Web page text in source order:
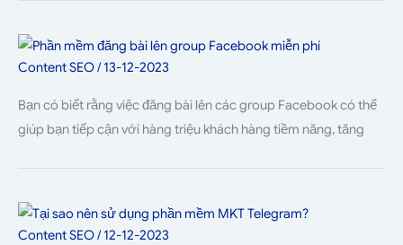
Content SEO/13-12-2023
Bạn có biết rằng việc đăng bài lên các group Facebook có thể
giúp bạn tiếp cận với hàng triệu khách hàng tiềm năng, tăng
Content SEO/12-12-2023